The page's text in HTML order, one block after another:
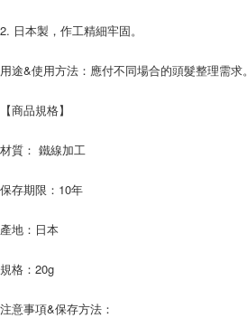
2. 日本製，作工精細牢固。
用途&使用方法：應付不同場合的頭髮整理需求。
【商品規格】
材質： 鐵線加工
保存期限：10年
產地：日本
規格：20g
注意事項&保存方法：